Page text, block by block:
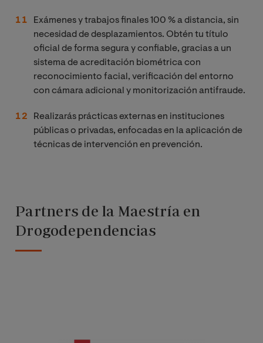
Exámenes y trabajos finales 100 % a distancia, sin
necesidad de desplazamientos. Obtén tu título
oficial de forma segura y confiable, gracias a un
sistema de acreditación biométrica con
reconocimiento facial, verificación del entorno
con cámara adicional y monitorización antifraude.
Realizarás prácticas externas en instituciones
públicas o privadas, enfocadas en la aplicación de
técnicas de intervención en prevención.
Partners de la Maestría en
Drogodependencias